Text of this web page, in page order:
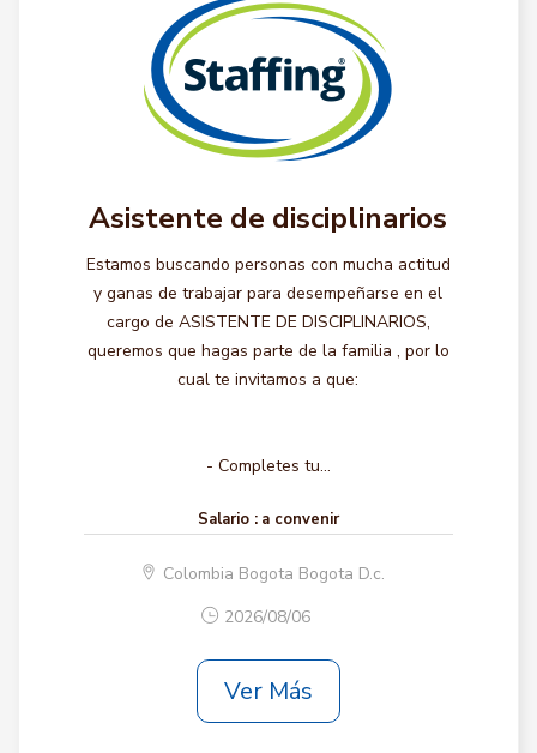
Asistente de disciplinarios
Estamos buscando personas con mucha actitud
y ganas de trabajar para desempeñarse en el
cargo de ASISTENTE DE DISCIPLINARIOS,
queremos que hagas parte de la familia , por lo
cual te invitamos a que:
- Completes tu...
Salario : a convenir
Colombia Bogota Bogota D.c.
2026/08/06
Ver Más